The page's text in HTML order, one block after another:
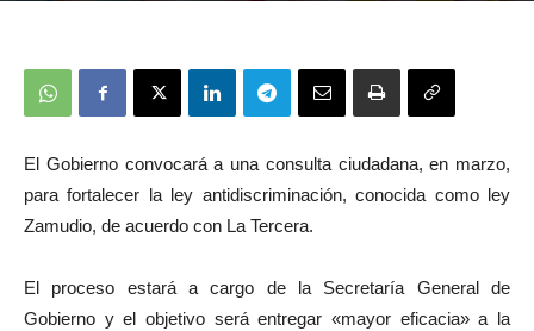
El Gobierno convocará a una consulta ciudadana, en marzo,
para fortalecer la ley antidiscriminación, conocida como ley
Zamudio, de acuerdo con La Tercera.
El proceso estará a cargo de la Secretaría General de
Gobierno y el objetivo será entregar «mayor eficacia» a la